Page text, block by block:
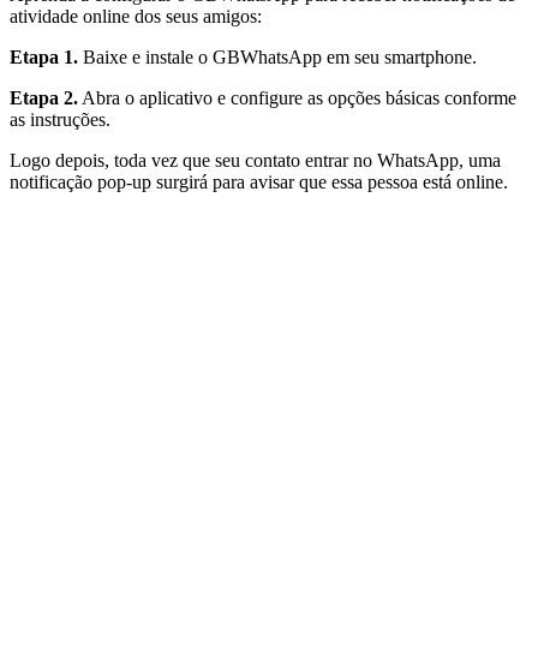
atividade online dos seus amigos:
Etapa 1. Baixe e instale o GBWhatsApp em seu smartphone.
Etapa 2. Abra o aplicativo e configure as opções básicas conforme
as instruções.
Logo depois, toda vez que seu contato entrar no WhatsApp, uma
notificação pop-up surgirá para avisar que essa pessoa está online.